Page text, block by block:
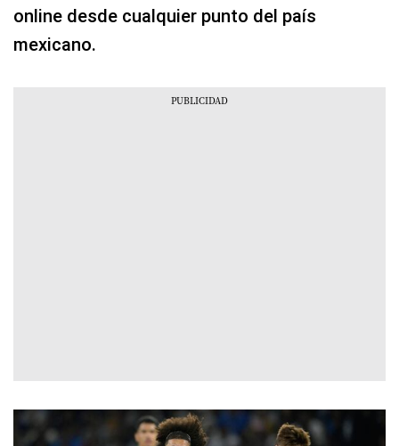
online desde cualquier punto del país
mexicano.